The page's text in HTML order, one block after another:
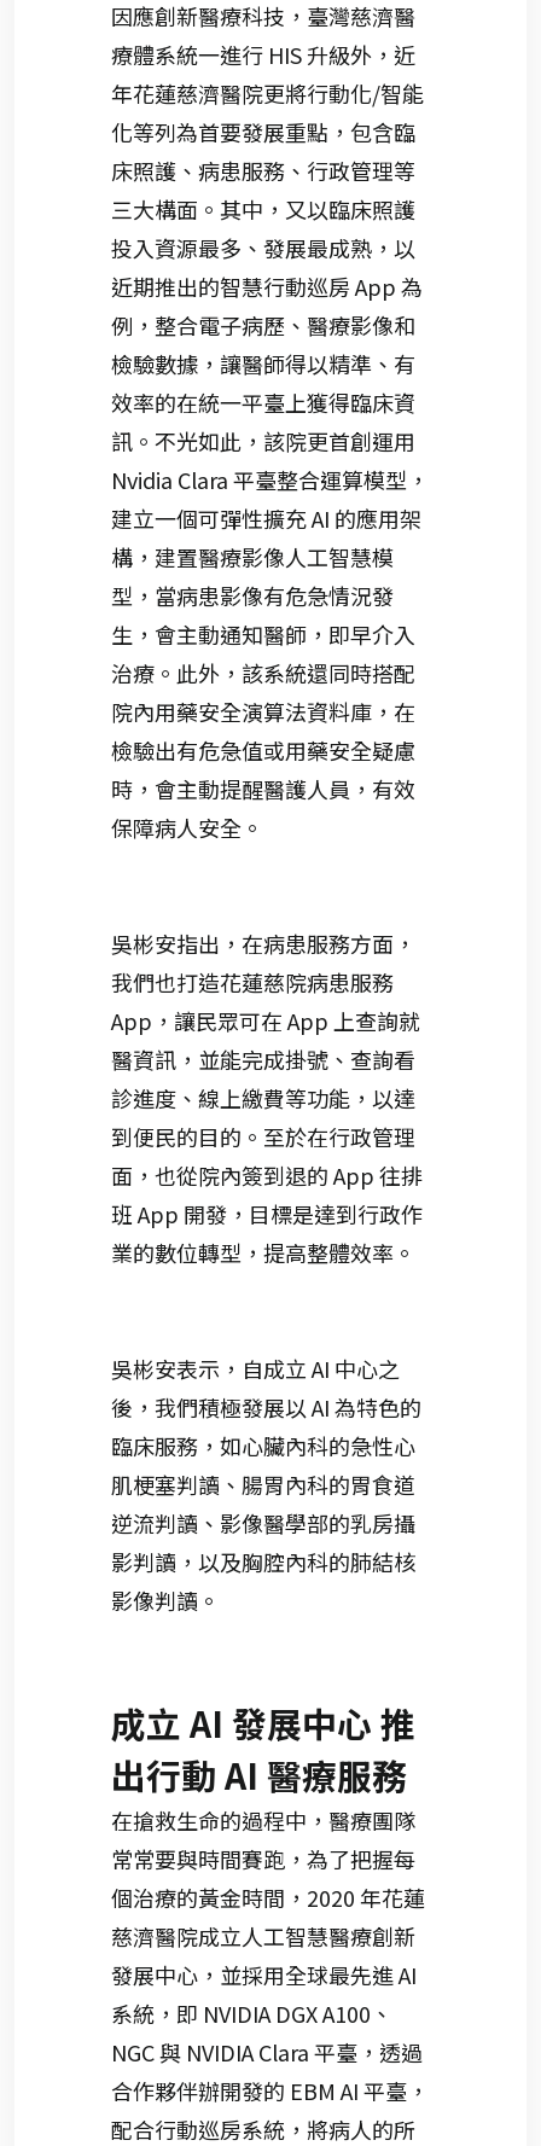
因應創新醫療科技，臺灣慈濟醫
療體系統一進行 HIS 升級外，近
年花蓮慈濟醫院更將行動化/智能
化等列為首要發展重點，包含臨
床照護、病患服務、行政管理等
三大構面。其中，又以臨床照護
投入資源最多、發展最成熟，以
近期推出的智慧行動巡房 App 為
例，整合電子病歷、醫療影像和
檢驗數據，讓醫師得以精準、有
效率的在統一平臺上獲得臨床資
訊。不光如此，該院更首創運用
Nvidia Clara 平臺整合運算模型，
建立一個可彈性擴充 AI 的應用架
構，建置醫療影像人工智慧模
型，當病患影像有危急情況發
生，會主動通知醫師，即早介入
治療。此外，該系統還同時搭配
院內用藥安全演算法資料庫，在
檢驗出有危急值或用藥安全疑慮
時，會主動提醒醫護人員，有效
保障病人安全。
吳彬安指出，在病患服務方面，
我們也打造花蓮慈院病患服務
App，讓民眾可在 App 上查詢就
醫資訊，並能完成掛號、查詢看
診進度、線上繳費等功能，以達
到便民的目的。至於在行政管理
面，也從院內簽到退的 App 往排
班 App 開發，目標是達到行政作
業的數位轉型，提高整體效率。
吳彬安表示，自成立 AI 中心之
後，我們積極發展以 AI 為特色的
臨床服務，如心臟內科的急性心
肌梗塞判讀、腸胃內科的胃食道
逆流判讀、影像醫學部的乳房攝
影判讀，以及胸腔內科的肺結核
影像判讀。
成立 AI 發展中心 推
出行動 AI 醫療服務
在搶救生命的過程中，醫療團隊
常常要與時間賽跑，為了把握每
個治療的黃金時間，2020 年花蓮
慈濟醫院成立人工智慧醫療創新
發展中心，並採用全球最先進 AI
系統，即 NVIDIA DGX A100、
NGC 與 NVIDIA Clara 平臺，透過
合作夥伴辦開發的 EBM AI 平臺，
配合行動巡房系統，將病人的所